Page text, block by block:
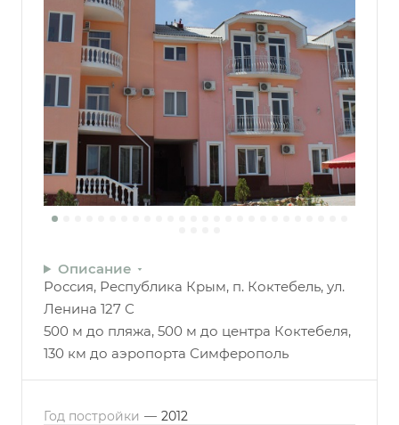
Описание
Россия, Республика Крым, п. Коктебель, ул.
Ленина 127 С
500 м до пляжа, 500 м до центра Коктебеля,
130 км до аэропорта Симферополь
Год постройки — 2012